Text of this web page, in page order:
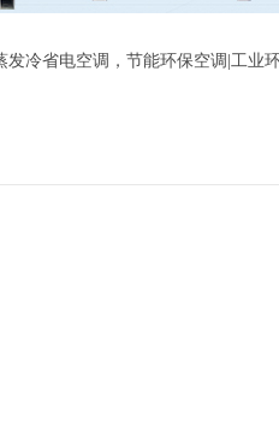
发冷省电空调，节能环保空调|工业